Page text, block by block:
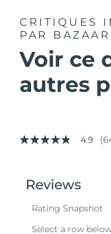
CRITIQUES
PAR
Voir ce
autres
4.9
stars,
average
value.
4.9